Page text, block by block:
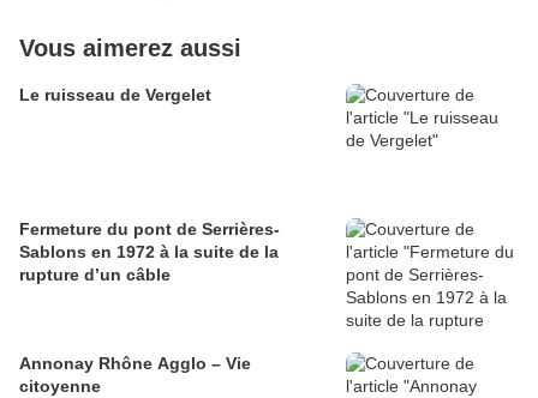
Vous aimerez aussi
Le ruisseau de Vergelet
Fermeture du pont de Serrières-
Sablons en 1972 à la suite de la
rupture d’un câble
Annonay Rhône Agglo – Vie
citoyenne